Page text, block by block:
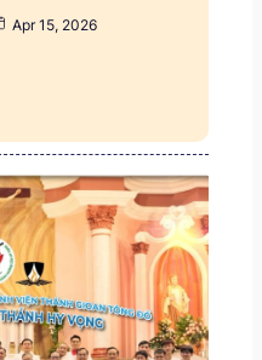
Apr 15, 2026